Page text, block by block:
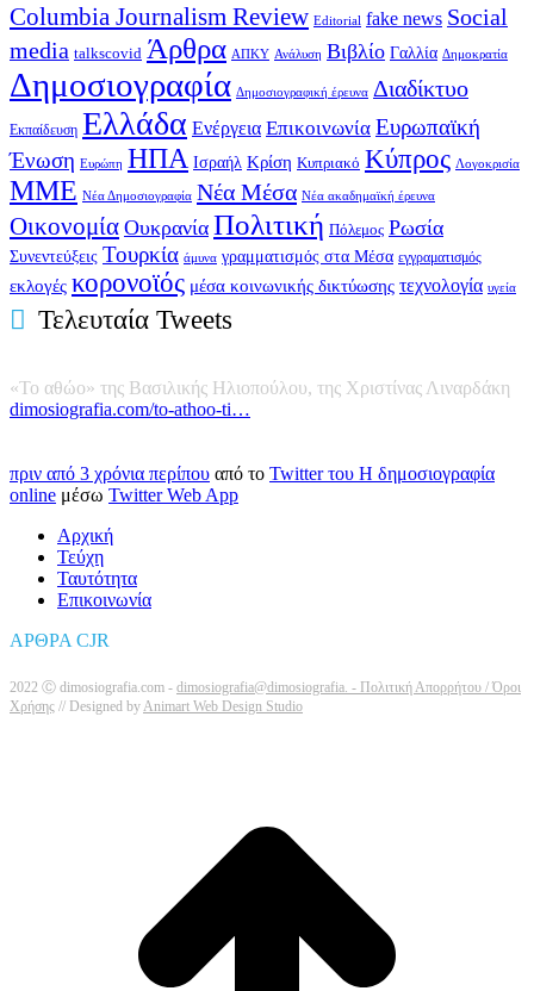
97 Προβολές 26/10/23
Columbia Journalism Review Editorial fake news Social
media talkscovid Άρθρα ΑΠΚΥ Ανάλυση Βιβλίο Γαλλία Δημοκρατία
Δημοσιογραφία Δημοσιογραφική έρευνα Διαδίκτυο
Εκπαίδευση Ελλάδα Ενέργεια Επικοινωνία Ευρωπαϊκή
Ένωση Ευρώπη ΗΠΑ Ισραήλ Κρίση Κυπριακό Κύπρος Λογοκρισία
ΜΜΕ Νέα Δημοσιογραφία Νέα Μέσα Νέα ακαδημαϊκή έρευνα
Οικονομία Ουκρανία Πολιτική Πόλεμος Ρωσία
Συνεντεύξεις Τουρκία άμυνα γραμματισμός στα Μέσα εγγραματισμός
εκλογές κορονοϊός μέσα κοινωνικής δικτύωσης τεχνολογία υγεία
Τελευταία Tweets
«Το αθώο» της Βασιλικής Ηλιοπούλου, της Χριστίνας Λιναρδάκη
dimosiografia.com/to-athoo-ti…
πριν από 3 χρόνια περίπου από το Twitter του Η δημοσιογραφία
online μέσω Twitter Web App
Αρχική
Τεύχη
Ταυτότητα
Επικοινωνία
ΑΡΘΡΑ CJR
2022 Ⓒ dimosiografia.com - dimosiografia@dimosiografia. - Πολιτική Απορρήτου / Όροι
Χρήσης // Designed byAnimart Web Design Studio